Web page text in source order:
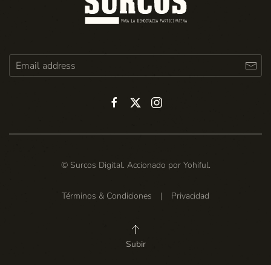
© Surcos Digital. Accionado por Yohiful.
Términos & Condiciones | Privacidad
Subir